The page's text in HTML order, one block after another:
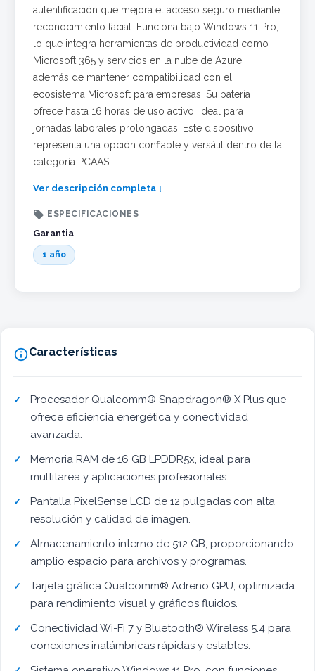
autentificación que mejora el acceso seguro mediante
reconocimiento facial. Funciona bajo Windows 11 Pro,
lo que integra herramientas de productividad como
Microsoft 365 y servicios en la nube de Azure,
además de mantener compatibilidad con el
ecosistema Microsoft para empresas. Su batería
ofrece hasta 16 horas de uso activo, ideal para
jornadas laborales prolongadas. Este dispositivo
representa una opción confiable y versátil dentro de la
categoría PCAAS.
Ver descripción completa ↓
 ESPECIFICACIONES
Garantia
1 año
Características
Procesador Qualcomm® Snapdragon® X Plus que
ofrece eficiencia energética y conectividad
avanzada.
Memoria RAM de 16 GB LPDDR5x, ideal para
multitarea y aplicaciones profesionales.
Pantalla PixelSense LCD de 12 pulgadas con alta
resolución y calidad de imagen.
Almacenamiento interno de 512 GB, proporcionando
amplio espacio para archivos y programas.
Tarjeta gráfica Qualcomm® Adreno GPU, optimizada
para rendimiento visual y gráficos fluidos.
Conectividad Wi-Fi 7 y Bluetooth® Wireless 5.4 para
conexiones inalámbricas rápidas y estables.